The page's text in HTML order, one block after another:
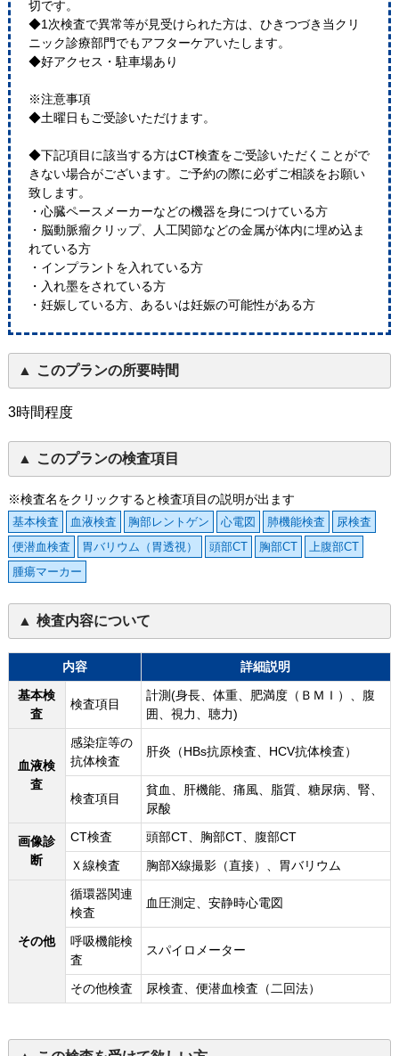
切です。
◆1次検査で異常等が見受けられた方は、ひきつづき当クリ
ニック診療部門でもアフターケアいたします。
◆好アクセス・駐車場あり
※注意事項
◆土曜日もご受診いただけます。
◆下記項目に該当する方はCT検査をご受診いただくことがで
きない場合がございます。ご予約の際に必ずご相談をお願い
致します。
・心臓ペースメーカーなどの機器を身につけている方
・脳動脈瘤クリップ、人工関節などの金属が体内に埋め込ま
れている方
・インプラントを入れている方
・入れ墨をされている方
・妊娠している方、あるいは妊娠の可能性がある方
このプランの所要時間
3時間程度
このプランの検査項目
※検査名をクリックすると検査項目の説明が出ます
基本検査 血液検査 胸部レントゲン 心電図 肺機能検査
尿検査
便潜血検査
胃バリウム（胃透視） 頭部CT 胸部CT
上腹部CT
腫瘍マーカー
検査内容について
内容
詳細説明
基本検
査
検査項目
計測(身長、体重、肥満度（ＢＭＩ）、腹
囲、視力、聴力)
血液検
査
感染症等の
抗体検査
肝炎（HBs抗原検査、HCV抗体検査）
検査項目
貧血、肝機能、痛風、脂質、糖尿病、腎、
尿酸
画像診
断
CT検査
頭部CT、胸部CT、腹部CT
Ｘ線検査
胸部X線撮影（直接）、胃バリウム
その他
循環器関連
検査
血圧測定、安静時心電図
呼吸機能検
査
スパイロメーター
その他検査 尿検査、便潜血検査（二回法）